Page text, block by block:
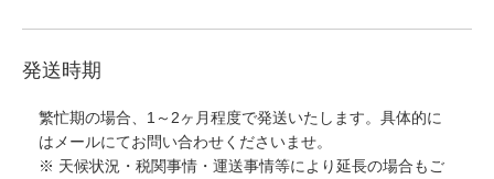
発送時期
繁忙期の場合、1～2ヶ月程度で発送いたします。具体的に
はメールにてお問い合わせくださいませ。
※ 天候状況・税関事情・運送事情等により延長の場合もご